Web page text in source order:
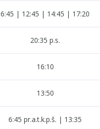
6:45 | 12:45 | 14:45 | 17:20
20:35 p.s.
16:10
13:50
6:45 pr.a.t.k.p.š. | 13:35